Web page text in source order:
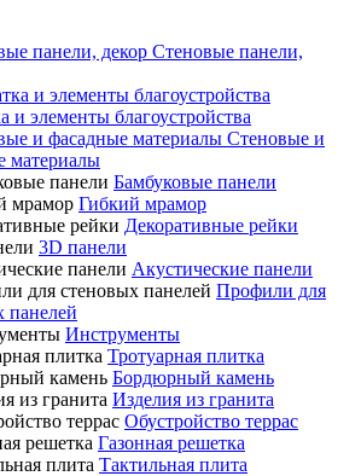
Стеновые панели,
и элементы благоустройства
Стеновые и
материалы
Бамбуковые панели
Гибкий мрамор
Декоративные рейки
3D панели
Акустические панели
Профили для
панелей
Инструменты
Тротуарная плитка
Бордюрный камень
Изделия из гранита
Обустройство террас
Газонная решетка
Тактильная плита